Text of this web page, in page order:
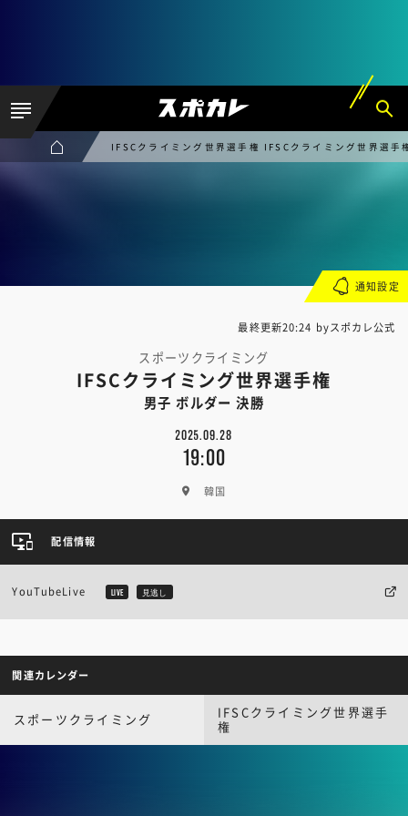
IFSCクライミング世界選手権 IFSCクライミング世界選手
最終更新20:24 byスポカレ公式
スポーツクライミング
IFSCクライミング世界選手権
男子 ボルダー 決勝
2025.09.28
19:00
韓国
通知設定
配信情報
YouTubeLive LIVE 見逃し
関連カレンダー
スポーツクライミング
IFSCクライミング世界選手
権